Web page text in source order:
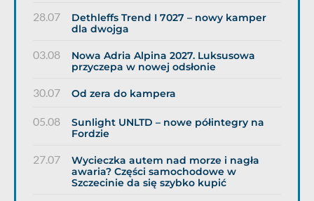
28.07
Dethleffs Trend I 7027 – nowy kamper
dla dwojga
03.08
Nowa Adria Alpina 2027. Luksusowa
przyczepa w nowej odsłonie
30.07 Od zera do kampera
05.08
Sunlight UNLTD – nowe półintegry na
Fordzie
27.07
Wycieczka autem nad morze i nagła
awaria? Części samochodowe w
Szczecinie da się szybko kupić